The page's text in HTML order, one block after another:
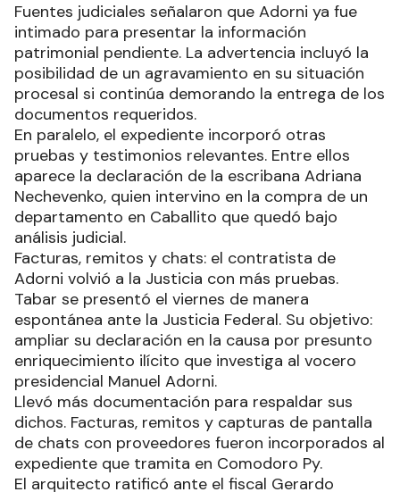
Fuentes judiciales señalaron que Adorni ya fue
intimado para presentar la información
patrimonial pendiente. La advertencia incluyó la
posibilidad de un agravamiento en su situación
procesal si continúa demorando la entrega de los
documentos requeridos.
En paralelo, el expediente incorporó otras
pruebas y testimonios relevantes. Entre ellos
aparece la declaración de la escribana Adriana
Nechevenko, quien intervino en la compra de un
departamento en Caballito que quedó bajo
análisis judicial.
Facturas, remitos y chats: el contratista de
Adorni volvió a la Justicia con más pruebas.
Tabar se presentó el viernes de manera
espontánea ante la Justicia Federal. Su objetivo:
ampliar su declaración en la causa por presunto
enriquecimiento ilícito que investiga al vocero
presidencial Manuel Adorni.
Llevó más documentación para respaldar sus
dichos. Facturas, remitos y capturas de pantalla
de chats con proveedores fueron incorporados al
expediente que tramita en Comodoro Py.
El arquitecto ratificó ante el fiscal Gerardo